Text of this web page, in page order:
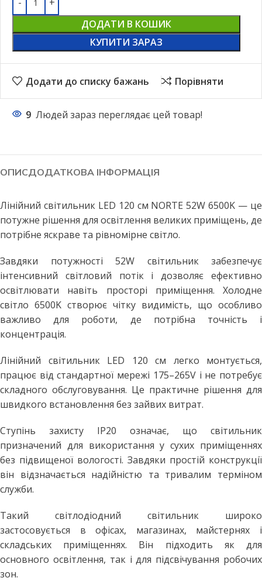
ДОДАТИ В КОШИК
КУПИТИ ЗАРАЗ
Додати до списку бажань Порівняти
9 Людей зараз переглядає цей товар!
ОПИСДОДАТКОВА ІНФОРМАЦІЯ
Лінійний світильник LED 120 см NORTE 52W 6500K — це
потужне рішення для освітлення великих приміщень, де
потрібне яскраве та рівномірне світло.
Завдяки потужності 52W світильник забезпечує
інтенсивний світловий потік і дозволяє ефективно
освітлювати навіть просторі приміщення. Холодне
світло 6500K створює чітку видимість, що особливо
важливо для роботи, де потрібна точність і
концентрація.
Лінійний світильник LED 120 см легко монтується,
працює від стандартної мережі 175–265V і не потребує
складного обслуговування. Це практичне рішення для
швидкого встановлення без зайвих витрат.
Ступінь захисту IP20 означає, що світильник
призначений для використання у сухих приміщеннях
без підвищеної вологості. Завдяки простій конструкції
він відзначається надійністю та тривалим терміном
служби.
Такий світлодіодний світильник широко
застосовується в офісах, магазинах, майстернях і
складських приміщеннях. Він підходить як для
основного освітлення, так і для підсвічування робочих
зон.